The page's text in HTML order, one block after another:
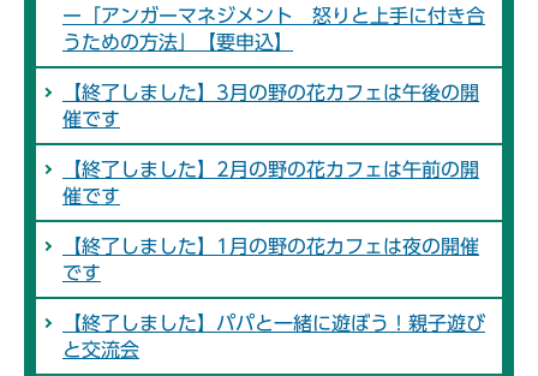
ー「アンガーマネジメント 怒りと上手に付き合
うための方法」【要申込】
【終了しました】3月の野の花カフェは午後の開
催です
【終了しました】2月の野の花カフェは午前の開
催です
【終了しました】1月の野の花カフェは夜の開催
です
【終了しました】パパと一緒に遊ぼう！親子遊び
と交流会